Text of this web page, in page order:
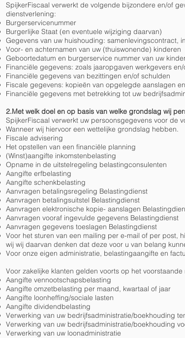
SpijkerFiscaal verwerkt de volgende bijzondere en/of
dienstverlening:
Burgerservicenummer
Burgerlijke Staat (en eventuele wijziging daarvan)
Gegevens van uw huishouding: samenlevingscontract,
Voor- en achternamen van uw (thuiswonende) kinderen
Geboortedatum en burgerservice nummer van uw
Financiële gegevens: zoals jaaropgaven werkgevers
Financiële gegevens van bezittingen en/of schulden
Fiscale gegevens: kopieën van opgelegde aanslagen
Financiële gegevens met betrekking tot uw
2.Met welk doel en op basis van welke grondslag wij
SpijkerFiscaal verwerkt uw persoonsgegevens voor de
Wanneer wij hiervoor een wettelijke grondslag hebben.
Fiscale advisering
Het opstellen van een financiële planning
(Winst)aangifte inkomstenbelasting
Opname in de uitstelregeling belastingconsulenten
Aangifte erfbelasting
Aangifte schenkbelasting
Aanvragen betalingsregeling Belastingdienst
Aanvragen betalingsuitstel Belastingdienst
Aanvragen elektronische kopie- aanslagen
Aanvragen vooraf ingevulde gegevens Belastingdienst
Aanvragen gegevens toeslagen Belastingdienst
Voor het sturen van een mailing per e-mail of per post,
wij wij daarvan denken dat deze voor u van belang
Voor onze eigen administratie, belastingaangifte en
Voor zakelijke klanten gelden voorts op het
Aangifte vennootschapsbelasting
Aangifte omzetbelasting per maand, kwartaal of jaar
Aangifte loonheffing/sociale lasten
Aangifte dividendbelasting
Verwerking van uw bedrijfsadministratie/boekhouding
Verwerking van uw bedrijfsadministratie/boekhouding
Verwerking van uw loonadministratie